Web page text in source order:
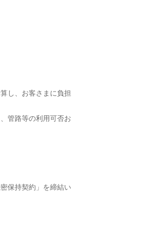
し、お客さまに負担
管路等の利用可否お
保持契約」を締結い